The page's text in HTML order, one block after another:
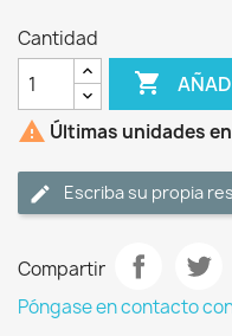
Cantidad

 Últimas unidades
Escriba su propia
Compartir
Póngase en contacto